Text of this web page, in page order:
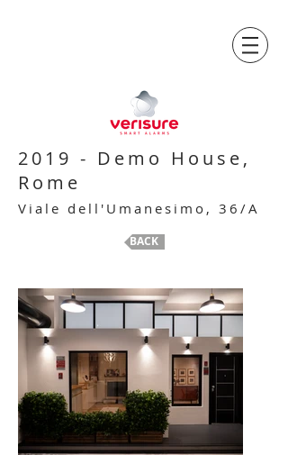
2019 - Demo House,
Rome
Viale dell'Umanesimo, 36/A
BACK